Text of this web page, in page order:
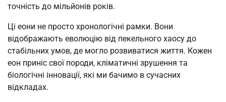
точність до мільйонів років.
Ці еони не просто хронологічні рамки. Вони
відображають еволюцію від пекельного хаосу до
стабільних умов, де могло розвиватися життя. Кожен
еон приніс свої породи, кліматичні зрушення та
біологічні інновації, які ми бачимо в сучасних
відкладах.